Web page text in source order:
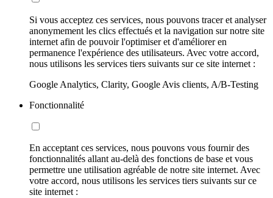
Si vous acceptez ces services, nous pouvons tracer et analyser
anonymement les clics effectués et la navigation sur notre site
internet afin de pouvoir l'optimiser et d'améliorer en
permanence l'expérience des utilisateurs. Avec votre accord,
nous utilisons les services tiers suivants sur ce site internet :
Google Analytics, Clarity, Google Avis clients, A/B-Testing
Fonctionnalité
En acceptant ces services, nous pouvons vous fournir des
fonctionnalités allant au-delà des fonctions de base et vous
permettre une utilisation agréable de notre site internet. Avec
votre accord, nous utilisons les services tiers suivants sur ce
site internet :